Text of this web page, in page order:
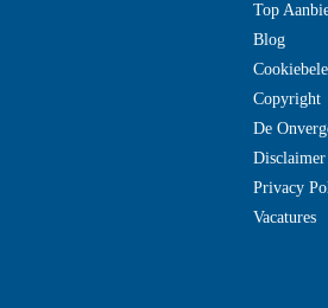
Top
Blog
Copyright
De
Disclaimer
Privacy
Vacatures